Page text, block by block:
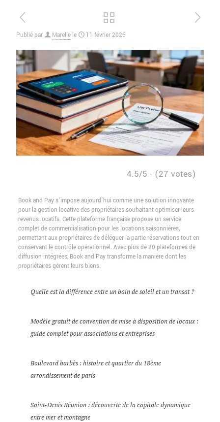
Publié par Marelle le 11 février 2026
4.5/5 - (27 votes)
Book and Pay s’impose aujourd’hui comme une solution innovante
pour la gestion locative des propriétaires souhaitant optimiser leurs
revenus locatifs. Cette plateforme française propose un service
complet de commercialisation pour les locations saisonnières,
permettant aux propriétaires de déléguer la partie réservations tout en
conservant le contrôle opérationnel. Avec plus de 20 plateformes de
diffusion intégrées, Book and Pay transforme la manière dont les
propriétaires gèrent leurs biens.
Quelle est la différence entre un bain de soleil et un transat ?
Modèle gratuit de convention de mise à disposition de locaux :
guide complet pour associations et entreprises
Boulevard barbès : histoire et quartier du 18ème
arrondissement de paris
Saint-Denis Réunion : découverte de la capitale dynamique
entre mer et montagne